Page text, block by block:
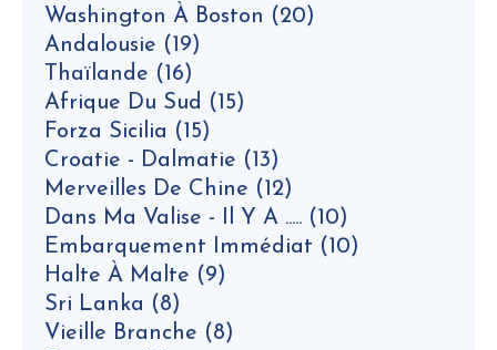
Washington À Boston (20)
Andalousie (19)
Thaïlande (16)
Afrique Du Sud (15)
Forza Sicilia (15)
Croatie - Dalmatie (13)
Merveilles De Chine (12)
Dans Ma Valise - Il Y A ..... (10)
Embarquement Immédiat (10)
Halte À Malte (9)
Sri Lanka (8)
Vieille Branche (8)